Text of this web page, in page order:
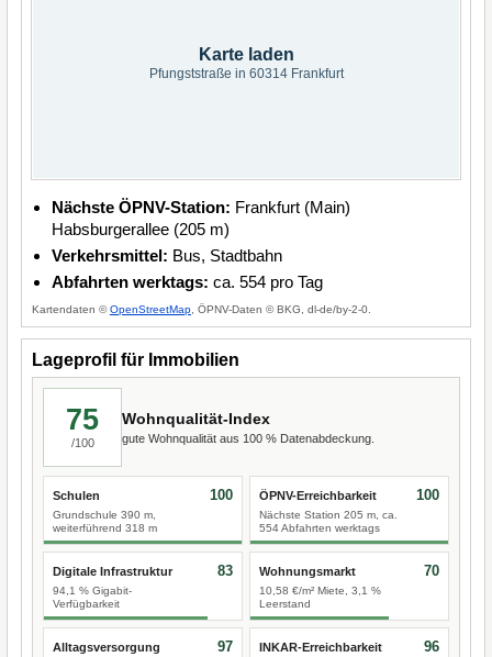
Karte laden
Pfungststraße in 60314 Frankfurt
Nächste ÖPNV-Station: Frankfurt (Main)
Habsburgerallee (205 m)
Verkehrsmittel: Bus, Stadtbahn
Abfahrten werktags: ca. 554 pro Tag
Kartendaten ©OpenStreetMap , ÖPNV-Daten © BKG, dl-de/by-2-0.
Lageprofil für Immobilien
75
/100
Wohnqualität-Index
gute Wohnqualität aus 100 % Datenabdeckung.
Schulen
Grundschule 390 m,
weiterführend 318 m
100 ÖPNV-Erreichbarkeit
Nächste Station 205 m, ca.
554 Abfahrten werktags
100
Digitale Infrastruktur
94,1 % Gigabit-
Verfügbarkeit
83 Wohnungsmarkt
10,58 €/m² Miete, 3,1 %
Leerstand
70
Alltagsversorgung 97 INKAR-Erreichbarkeit 96